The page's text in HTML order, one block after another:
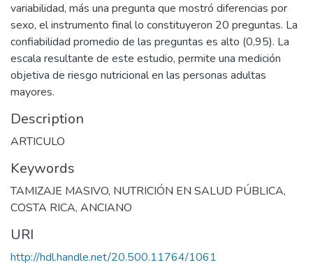
variabilidad, más una pregunta que mostró diferencias por
sexo, el instrumento final lo constituyeron 20 preguntas. La
confiabilidad promedio de las preguntas es alto (0,95). La
escala resultante de este estudio, permite una medición
objetiva de riesgo nutricional en las personas adultas
mayores.
Description
ARTICULO
Keywords
TAMIZAJE MASIVO, NUTRICIÓN EN SALUD PÚBLICA,
COSTA RICA, ANCIANO
URI
http://hdl.handle.net/20.500.11764/1061